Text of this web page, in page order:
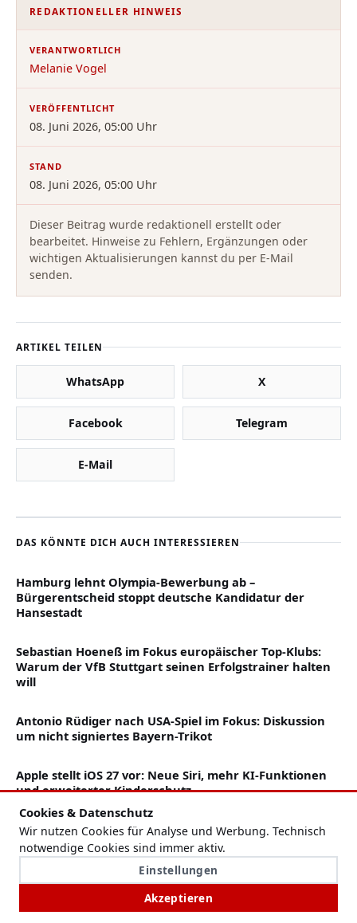
Cookies & Datenschutz
Wir nutzen Cookies für Analyse und Werbung. Technisch
notwendige Cookies sind immer aktiv.
Einstellungen
Akzeptieren
REDAKTIONELLER HINWEIS
VERANTWORTLICH
Melanie Vogel
VERÖFFENTLICHT
08. Juni 2026, 05:00 Uhr
STAND
08. Juni 2026, 05:00 Uhr
Dieser Beitrag wurde redaktionell erstellt oder
bearbeitet. Hinweise zu Fehlern, Ergänzungen oder
wichtigen Aktualisierungen kannst du per E-Mail
senden.
ARTIKEL TEILEN
WhatsApp X
Facebook Telegram
E-Mail
DAS KÖNNTE DICH AUCH INTERESSIEREN
Hamburg lehnt Olympia-Bewerbung ab –
Bürgerentscheid stoppt deutsche Kandidatur der
Hansestadt
Sebastian Hoeneß im Fokus europäischer Top-Klubs:
Warum der VfB Stuttgart seinen Erfolgstrainer halten
will
Antonio Rüdiger nach USA-Spiel im Fokus: Diskussion
um nicht signiertes Bayern-Trikot
Apple stellt iOS 27 vor: Neue Siri, mehr KI-Funktionen
und erweiterter Kinderschutz
Analyse zu Pfingsten 2026: So stark wurde das deutsche
Stromnetz durch Solarstrom belastet
Interpretationshilfen statt Originallektüre? Wie
Stuttgarter Gymnasien auf den Wandel im
Deutschunterricht reagieren